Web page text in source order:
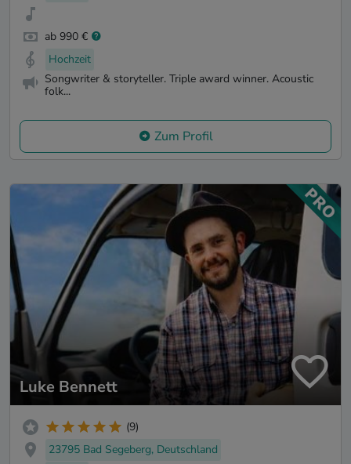
ab 990 €
Hochzeit
Songwriter & storyteller. Triple award winner. Acoustic
folk...
Zum Profil
Luke Bennett
(9)
23795 Bad Segeberg, Deutschland